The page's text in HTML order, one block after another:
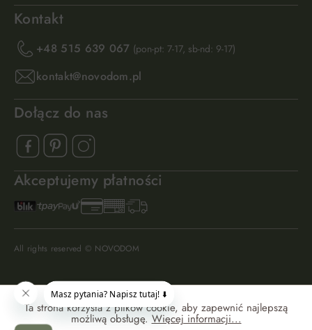
Kontakt
+48 515 639 067 (pon-pt: 7-17, sb-nd: 9-17)
kontakt@novodom.pl
Dołącz do nas
Akceptujemy płatności
All rights reserved © NOVODOM
Ta strona korzysta z plików cookie, aby zapewnić najlepszą
możliwą obsługę. Więcej informacji...